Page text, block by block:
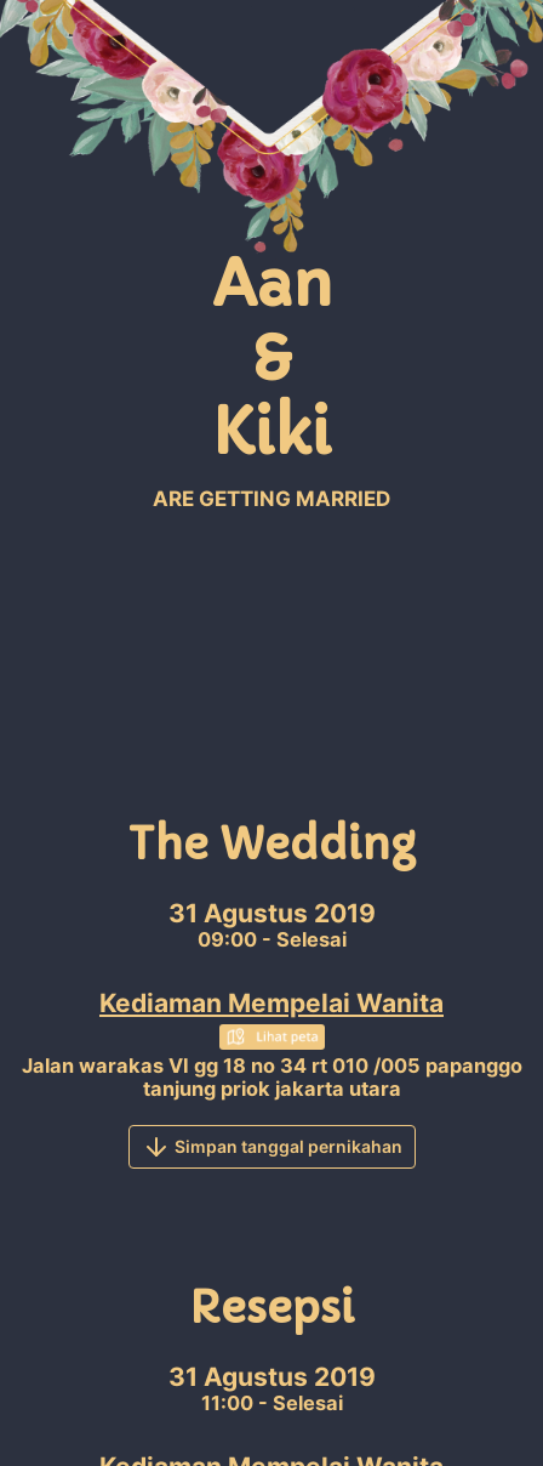
Aan
&
Kiki
ARE GETTING MARRIED
The Wedding
31 Agustus 2019
09:00 - Selesai
Kediaman Mempelai Wanita
Jalan warakas VI gg 18 no 34 rt 010 /005 papanggo
tanjung priok jakarta utara
Simpan tanggal pernikahan
Resepsi
31 Agustus 2019
11:00 - Selesai